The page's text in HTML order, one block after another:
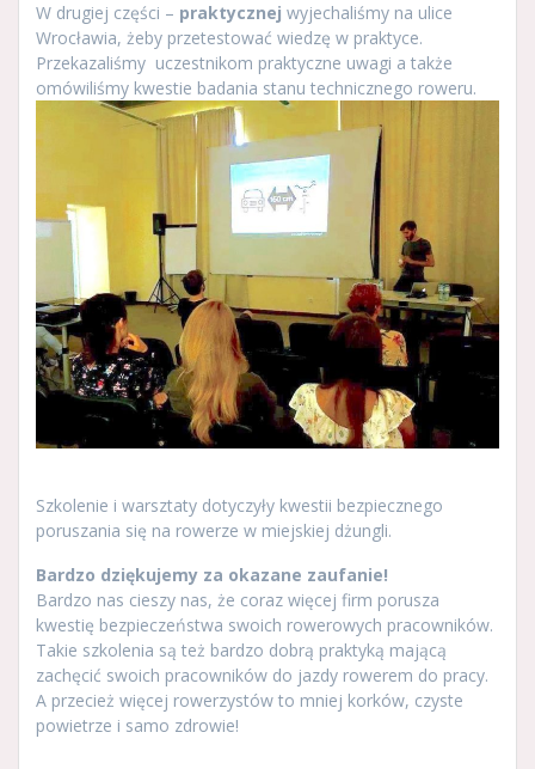
W drugiej części – praktycznej wyjechaliśmy na ulice
Wrocławia, żeby przetestować wiedzę w praktyce.
Przekazaliśmy uczestnikom praktyczne uwagi a także
omówiliśmy kwestie badania stanu technicznego roweru.
Szkolenie i warsztaty dotyczyły kwestii bezpiecznego
poruszania się na rowerze w miejskiej dżungli.
Bardzo dziękujemy za okazane zaufanie!
Bardzo nas cieszy nas, że coraz więcej firm porusza
kwestię bezpieczeństwa swoich rowerowych pracowników.
Takie szkolenia są też bardzo dobrą praktyką mającą
zachęcić swoich pracowników do jazdy rowerem do pracy.
A przecież więcej rowerzystów to mniej korków, czyste
powietrze i samo zdrowie!